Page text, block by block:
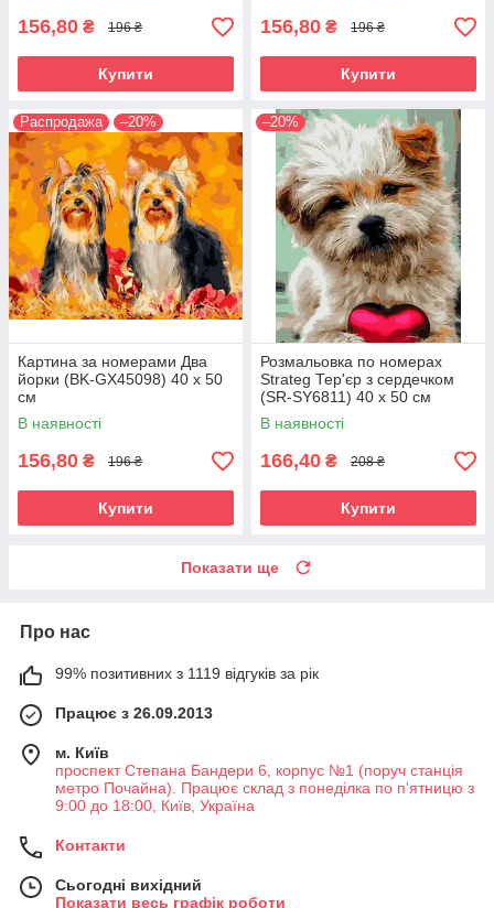
156,80 ₴ 196 ₴
Купити
156,80 ₴ 196 ₴
Купити
Распродажа –20%
Картина за номерами Два
йорки (BK-GX45098) 40 х 50
см
В наявності
156,80 ₴ 196 ₴
Купити
–20%
Розмальовка по номерах
Strateg Тер'єр з сердечком
(SR-SY6811) 40 х 50 см
В наявності
166,40 ₴ 208 ₴
Купити
Показати ще
Про нас
99% позитивних з 1119 відгуків за рік
Працює з 26.09.2013
м. Київ
проспект Степана Бандери 6, корпус №1 (поруч станція
метро Почайна). Працює склад з понеділка по п'ятницю з
9:00 до 18:00, Київ, Україна
Контакти
Сьогодні вихідний
Показати весь графік роботи